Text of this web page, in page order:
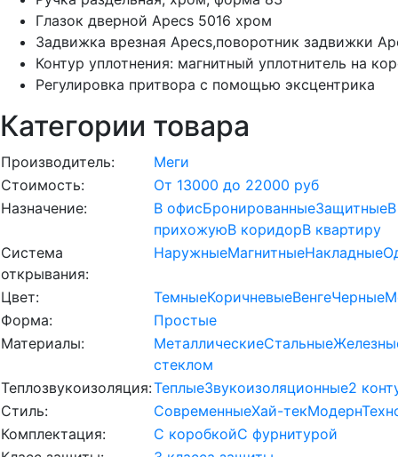
Глазок дверной Apecs 5016 хром
Задвижка врезная Apecs,поворотник задвижки
Контур уплотнения: магнитный уплотнитель на
Регулировка притвора с помощью эксцентрика
Категории товара
Производитель:
Меги
Стоимость:
От 13000 до 22000 руб
Назначение:
В офисБронированныеЗащитные
прихожуюВ коридорВ квартиру
Система
открывания:
НаружныеМагнитныеНакладные
Цвет: ТемныеКоричневыеВенгеЧерные
Форма:
Простые
Материалы:
МеталлическиеСтальные
стеклом
Теплозвукоизоляция:ТеплыеЗвукоизоляционные2
Стиль:
СовременныеХай-текМодерн
Комплектация:
С коробкойС фурнитурой